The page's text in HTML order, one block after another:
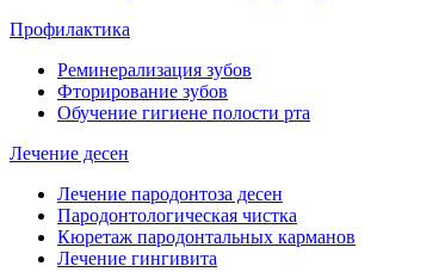
Профилактика
Реминерализация зубов
Фторирование зубов
Обучение гигиене полости рта
Лечение десен
Лечение пародонтоза десен
Пародонтологическая чистка
Кюретаж пародонтальных карманов
Лечение гингивита